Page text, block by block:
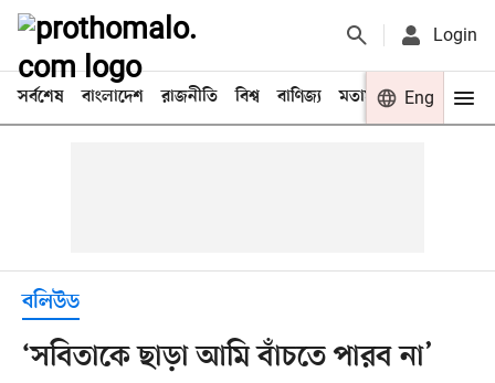
Login
সর্বশেষ বাংলাদেশ রাজনীতি বিশ্ব বাণিজ্য মতামত খেলা
Eng
বলিউড
‘সবিতাকে ছাড়া আমি বাঁচতে পারব না’